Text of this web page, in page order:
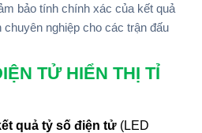
bảo tính chính xác của kết quả
nghiệp cho các trận đấu
TỬ HIỂN THỊ TỈ
quả tỷ số điện tử (LED